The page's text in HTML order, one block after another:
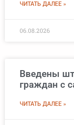
ЧИТАТЬ ДАЛЕЕ »
06.08.2026
Введены
граждан с
ЧИТАТЬ ДАЛЕЕ »